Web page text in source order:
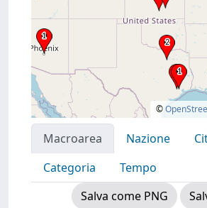
©
Macroarea Nazione
Categoria
Tempo
Salva come PNG